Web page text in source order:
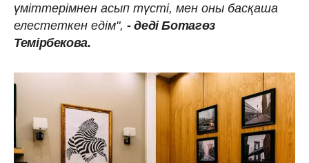
үміттерімнен асып түсті, мен оны басқаша
елестеткен едім", - деді Ботагөз
Темірбекова.